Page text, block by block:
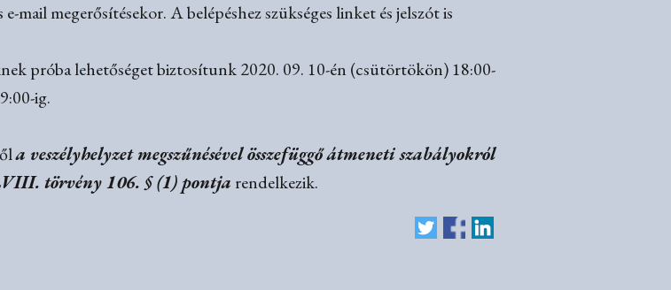
megerősítésekor. A belépéshez szükséges linket és jelszót is
próba lehetőséget biztosítunk 2020. 09. 10-én (csütörtökön) 18:00-
ig.
a veszélyhelyzet megszűnésével összefüggő átmeneti szabályokról
törvény 106. § (1) pontja rendelkezik.